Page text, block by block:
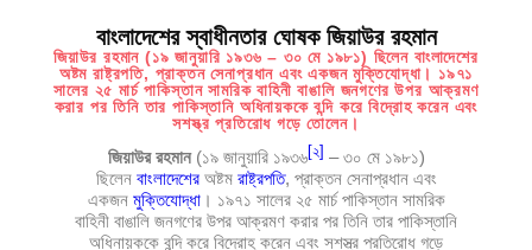
বাংলাদেশের স্বাধীনতার ঘোষক জিয়াউর রহমান
জিয়াউর রহমান (১৯ জানুয়ারি ১৯৩৬ – ৩০ মে ১৯৮১) ছিলেন বাংলাদেশের
অষ্টম রাষ্ট্রপতি, প্রাক্তন সেনাপ্রধান এবং একজন মুক্তিযোদ্ধা। ১৯৭১
সালের ২৫ মার্চ পাকিস্তান সামরিক বাহিনী বাঙালি জনগণের উপর আক্রমণ
করার পর তিনি তার পাকিস্তানি অধিনায়ককে বন্দি করে বিদ্রোহ করেন এবং
সশস্ত্র প্রতিরোধ গড়ে তোলেন।
জিয়াউর রহমান(১৯ জানুয়ারি ১৯৩৬ ২] – ৩০ মে ১৯৮১)
ছিলেন বাংলাদেশেরঅষ্টম রাষ্ট্রপতি, প্রাক্তন সেনাপ্রধান এবং
একজন মুক্তিযোদ্ধা। ১৯৭১ সালের ২৫ মার্চ পাকিস্তান সামরিক
বাহিনী বাঙালি জনগণের উপর আক্রমণ করার পর তিনি তার পাকিস্তানি
অধিনায়ককে বন্দি করে বিদ্রোহ করেন এবং সশস্ত্র প্রতিরোধ গড়ে